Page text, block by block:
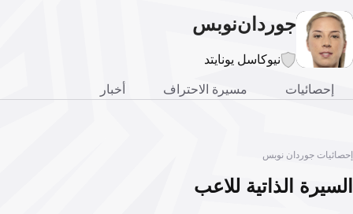
جورداننوبس
نيوكاسل يونايتد
إحصائيات مسيرة الاحتراف أخبار
إحصائيات جوردان نوبس
السيرة الذاتية للاعب